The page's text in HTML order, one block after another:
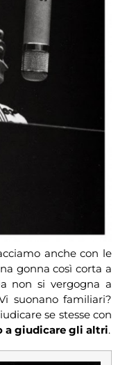
anche con le
gonna così corta a
non si vergogna a
suonano familiari?
se stesse con
a giudicare gli altri.